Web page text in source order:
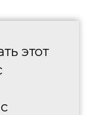
этот